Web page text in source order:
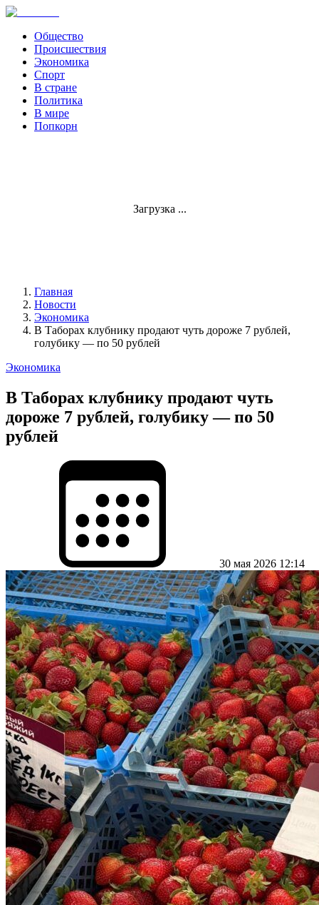
Общество
Происшествия
Экономика
Спорт
В стране
Политика
В мире
Попкорн
Загрузка ...
Главная
Новости
Экономика
В Таборах клубнику продают чуть дороже 7 рублей,
голубику — по 50 рублей
Экономика
В Таборах клубнику продают чуть
дороже 7 рублей, голубику — по 50
рублей
30 мая 2026 12:14